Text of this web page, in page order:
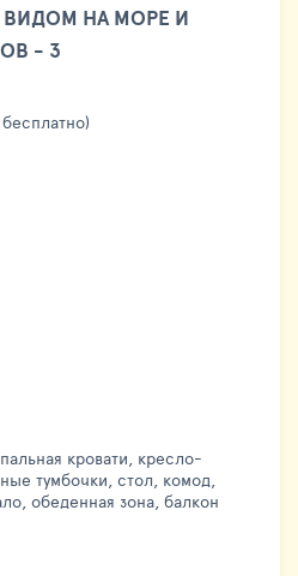
ВИДОМ НА МОРЕ И
- 3
кровати, кресло-
тумбочки, стол, комод,
обеденная зона, балкон